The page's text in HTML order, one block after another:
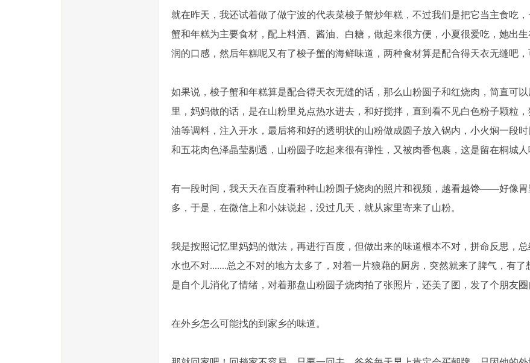
就在昨天，我还试着做了做宁波的代表菜梭子蟹炒年糕，不过我们是把它当主食吃
蟹和年糕为主要食材，配上料酒、酱油、白糖，做起来很方便，小夏很爱吃，她出
润的口感，然后年糕呢又有了梭子蟹的海鲜味道，两种食材算是配合得天衣无缝吧
如果说，梭子蟹和年糕算是配合得天衣无缝的话，那么山粉圆子和红烧肉，简直可
里，妈妈做的话，是在山粉里兑点热水进去，和好搅拌，直到看不见白色粉子颗粒
油等调料，注入开水，最后将和好的透明状的山粉做成圆子放入锅内，小火焖一段
和五花肉色泽晶莹剔透，山粉圆子吃起来很有弹性，又被肉香包裹，这是留在桐城人
有一段时间，我天天在百度看种种山粉圆子烧肉的照片和视频，越看越馋——好像
多，于是，在微信上和小妹说起，没过几天，就从家里寄来了山粉。
我是按照记忆里妈妈的做法，再进行百度，但做出来的味道根本不对，拼命反思，
水也不对.......总之不对的地方太多了，对着一片狼藉的厨房，突然就来了脾气，有
是自个儿消化了情绪，对着那盘山粉圆子烧肉拍了张照片，还美了图，发了个朋友圈
在外乡怎么可能找的到家乡的味道。